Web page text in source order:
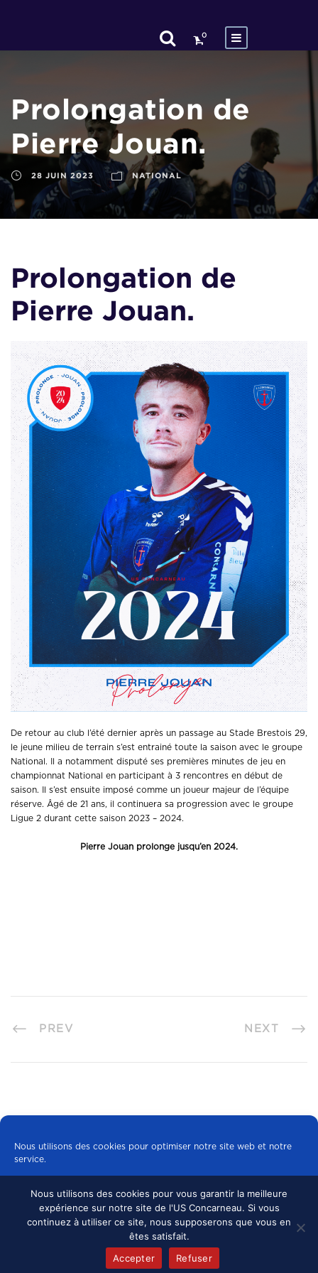
Nous utilisons des cookies pour optimiser notre site web et notre
service.
Tous les cookies
Refuser
Politique de cookies mentions légales
0
Prolongation de
Pierre Jouan.
28 JUIN 2023 NATIONAL
Prolongation de
Pierre Jouan.
De retour au club l’été dernier après un passage au Stade Brestois 29,
le jeune milieu de terrain s’est entrainé toute la saison avec le groupe
National. Il a notamment disputé ses premières minutes de jeu en
championnat National en participant à 3 rencontres en début de
saison. Il s’est ensuite imposé comme un joueur majeur de l’équipe
réserve. Âgé de 21 ans, il continuera sa progression avec le groupe
Ligue 2 durant cette saison 2023 – 2024.
Pierre Jouan prolonge jusqu’en 2024.
PREV NEXT
© 2024 US CONCARNEAU, TOUS DROITS
RÉSERVÉS. MENTIONS LÉGALES •
Nous utilisons des cookies pour vous garantir la meilleure
expérience sur notre site de l'US Concarneau. Si vous
continuez à utiliser ce site, nous supposerons que vous en
êtes satisfait.
Accepter
Refuser